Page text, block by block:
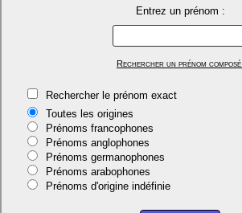
Entrez un prénom :
Rechercher un prénom composé.
Rechercher le prénom exact
Toutes les origines
Prénoms francophones
Prénoms anglophones
Prénoms germanophones
Prénoms arabophones
Prénoms d'origine indéfinie